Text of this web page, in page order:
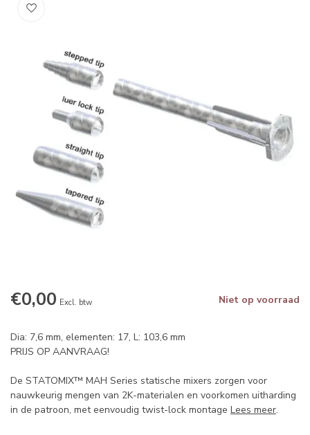
€0,00 Excl. btw Niet op voorraad
Dia: 7,6 mm, elementen: 17, L: 103,6 mm
PRIJS OP AANVRAAG!
De STATOMIX™ MAH Series statische mixers zorgen voor
nauwkeurig mengen van 2K-materialen en voorkomen uitharding
in de patroon, met eenvoudig twist-lock montage Lees meer.